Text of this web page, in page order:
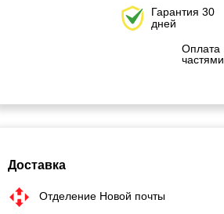
Гарантия 30
дней
Оплата
частями
Доставка
Отделение Новой почты